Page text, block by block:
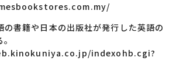
の書籍や日本の出版社が発行した英語の
indexohb.cgi?